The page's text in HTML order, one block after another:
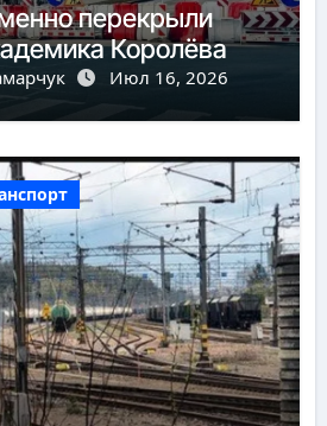
перекрыли
Королёва
Июл 16, 2026